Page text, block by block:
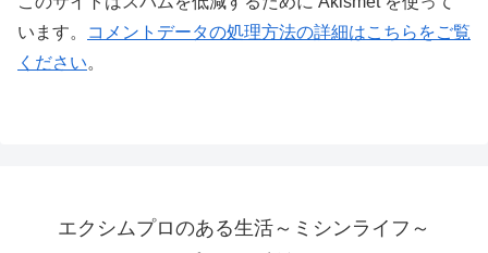
います。
コメントデータの処理方法の詳細はこちらをご覧
ください。
エクシムプロのある生活～ミシンライフ～